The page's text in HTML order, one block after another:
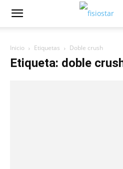
Inicio Etiquetas Doble crush
Etiqueta: doble